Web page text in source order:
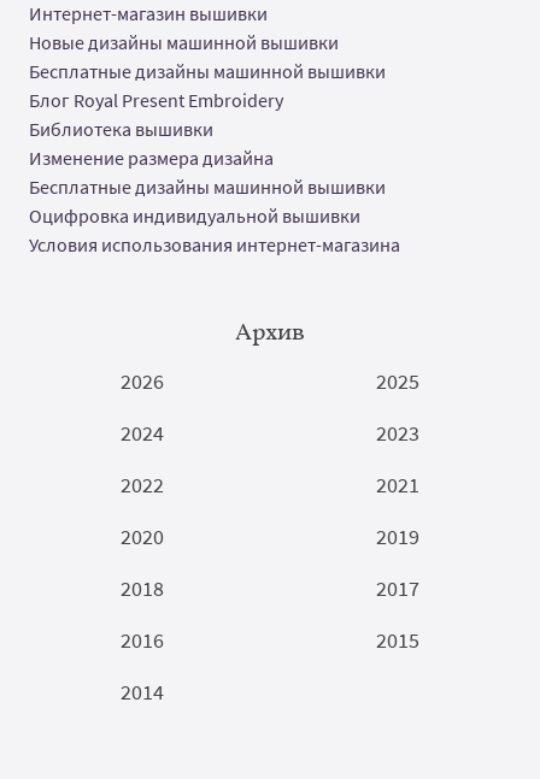
Интернет-магазин вышивки
Новые дизайны машинной вышивки
Бесплатные дизайны машинной вышивки
Блог Royal Present Embroidery
Библиотека вышивки
Изменение размера дизайна
Бесплатные дизайны машинной вышивки
Оцифровка индивидуальной вышивки
Условия использования интернет-магазина
Архив
2026
2025
2024
2023
2022
2021
2020
2019
2018
2017
2016
2015
2014